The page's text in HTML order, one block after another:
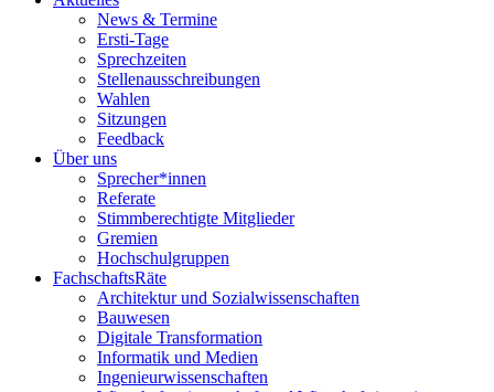
News & Termine
Ersti-Tage
Sprechzeiten
Stellenausschreibungen
Wahlen
Sitzungen
Feedback
Über uns
Sprecher*innen
Referate
Stimmberechtigte Mitglieder
Gremien
Hochschulgruppen
FachschaftsRäte
Architektur und Sozialwissenschaften
Bauwesen
Digitale Transformation
Informatik und Medien
Ingenieurwissenschaften